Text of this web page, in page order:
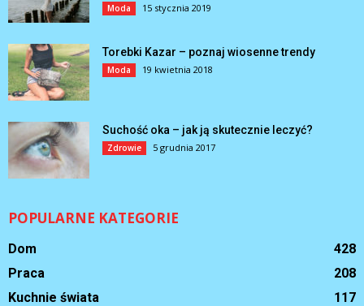
Moda 15 stycznia 2019
Torebki Kazar – poznaj wiosenne trendy
Moda 19 kwietnia 2018
Suchość oka – jak ją skutecznie leczyć?
Zdrowie 5 grudnia 2017
POPULARNE KATEGORIE
Dom
428
Praca
208
Kuchnie świata
117